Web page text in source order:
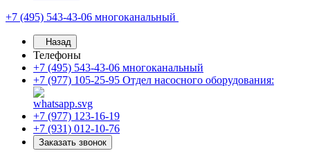
+7 (495) 543-43-06 многоканальный
Назад
Телефоны
+7 (495) 543-43-06 многоканальный
+7 (977) 105-25-95 Отдел насосного оборудования:
+7 (977) 123-16-19
+7 (931) 012-10-76
Заказать звонок